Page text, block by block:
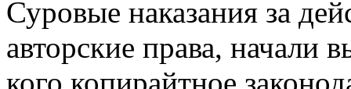
Суровые наказания за
авторские права, начали
кого копирайтное